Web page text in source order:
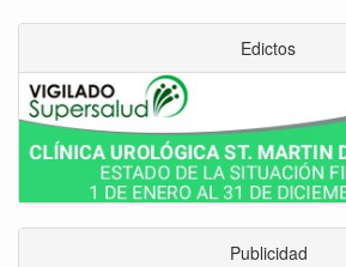
Edictos
Publicidad